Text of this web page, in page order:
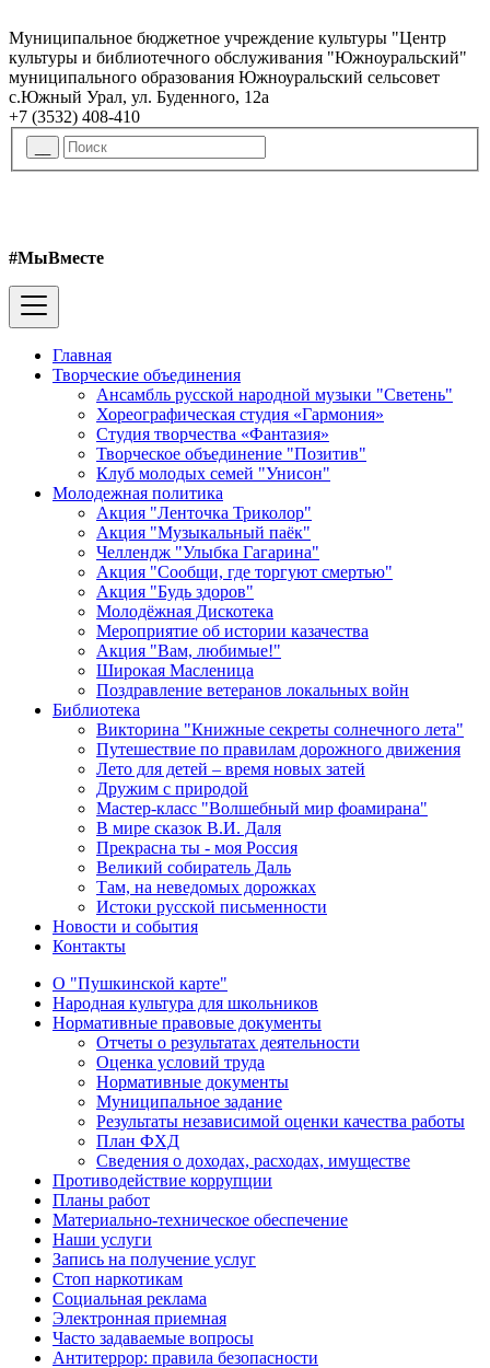
Муниципальное бюджетное учреждение культуры "Центр
культуры и библиотечного обслуживания "Южноуральский"
муниципального образования Южноуральский сельсовет
с.Южный Урал, ул. Буденного, 12а
+7 (3532) 408-410
#МыВместе
Главная
Творческие объединения
Ансамбль русской народной музыки "Светень"
Хореографическая студия «Гармония»
Студия творчества «Фантазия»
Творческое объединение "Позитив"
Клуб молодых семей "Унисон"
Молодежная политика
Акция "Ленточка Триколор"
Акция "Музыкальный паёк"
Челлендж "Улыбка Гагарина"
Акция "Сообщи, где торгуют смертью"
Акция "Будь здоров"
Молодёжная Дискотека
Мероприятие об истории казачества
Акция "Вам, любимые!"
Широкая Масленица
Поздравление ветеранов локальных войн
Библиотека
Викторина "Книжные секреты солнечного лета"
Путешествие по правилам дорожного движения
Лето для детей – время новых затей
Дружим с природой
Мастер-класс "Волшебный мир фоамирана"
В мире сказок В.И. Даля
Прекрасна ты - моя Россия
Великий собиратель Даль
Там, на неведомых дорожках
Истоки русской письменности
Новости и события
Контакты
О "Пушкинской карте"
Народная культура для школьников
Нормативные правовые документы
Отчеты о результатах деятельности
Оценка условий труда
Нормативные документы
Муниципальное задание
Результаты независимой оценки качества работы
План ФХД
Сведения о доходах, расходах, имуществе
Противодействие коррупции
Планы работ
Материально-техническое обеспечение
Наши услуги
Запись на получение услуг
Стоп наркотикам
Социальная реклама
Электронная приемная
Часто задаваемые вопросы
Антитеррор: правила безопасности